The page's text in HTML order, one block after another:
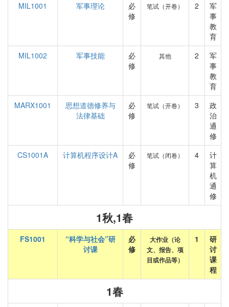
MIL1001
军事理论
必
修
笔试（开卷） 2
军
事
教
育
MIL1002
军事技能
必
修
其他 2
军
事
教
育
MARX1001
思想道德修养与
法律基础
必
修
笔试（开卷） 3
政
治
通
修
CS1001A
计算机程序设计A
必
修
笔试（闭卷） 4
计
算
机
通
修
1秋,1春
FS1001
“科学与社会”研
讨课
必
修
大作业（论
文、报告、项
目或作品等）
1
研
讨
课
程
1春